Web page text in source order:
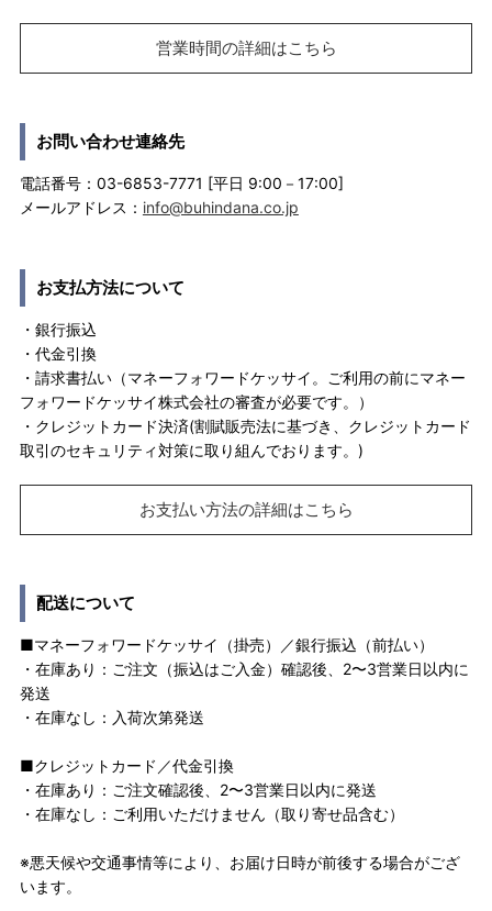
営業時間の詳細はこちら
お問い合わせ連絡先
電話番号：03-6853-7771 [平日 9:00－17:00]
メールアドレス： info@buhindana.co.jp
お支払方法について
・銀行振込
・代金引換
・請求書払い（マネーフォワードケッサイ。ご利用の前にマネー
フォワードケッサイ株式会社の審査が必要です。）
・クレジットカード決済(割賦販売法に基づき、クレジットカード
取引のセキュリティ対策に取り組んでおります。)
お支払い方法の詳細はこちら
配送について
■マネーフォワードケッサイ（掛売）／銀行振込（前払い）
・在庫あり：ご注文（振込はご入金）確認後、2〜3営業日以内に
発送
・在庫なし：入荷次第発送
■クレジットカード／代金引換
・在庫あり：ご注文確認後、2〜3営業日以内に発送
・在庫なし：ご利用いただけません（取り寄せ品含む）
※悪天候や交通事情等により、お届け日時が前後する場合がござ
います。